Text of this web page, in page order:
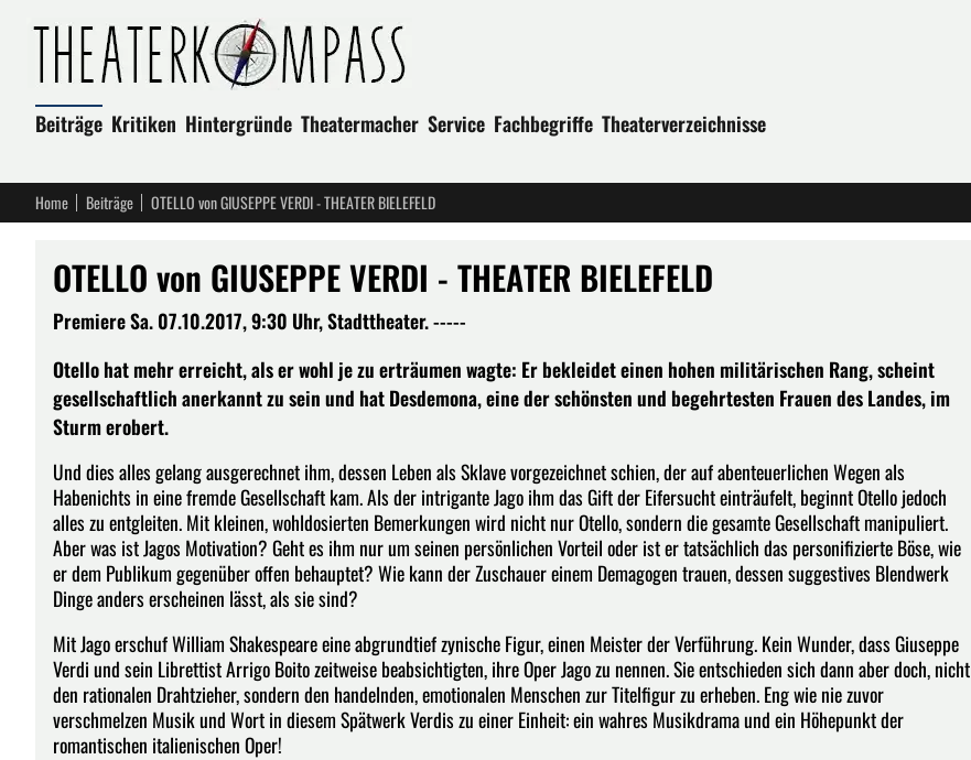
Beiträge Kritiken Hintergründe Theatermacher Service Fachbegriffe Theaterverzeichnisse
Home Beiträge OTELLO von GIUSEPPE VERDI - THEATER BIELEFELD
OTELLO von GIUSEPPE VERDI - THEATER BIELEFELD
Premiere Sa. 07.10.2017, 9:30 Uhr, Stadttheater. -----
Otello hat mehr erreicht, als er wohl je zu erträumen wagte: Er bekleidet einen hohen militärischen Rang, scheint
gesellschaftlich anerkannt zu sein und hat Desdemona, eine der schönsten und begehrtesten Frauen des Landes, im
Sturm erobert.
Und dies alles gelang ausgerechnet ihm, dessen Leben als Sklave vorgezeichnet schien, der auf abenteuerlichen Wegen als
Habenichts in eine fremde Gesellschaft kam. Als der intrigante Jago ihm das Gift der Eifersucht einträufelt, beginnt Otello jedoch
alles zu entgleiten. Mit kleinen, wohldosierten Bemerkungen wird nicht nur Otello, sondern die gesamte Gesellschaft manipuliert.
Aber was ist Jagos Motivation? Geht es ihm nur um seinen persönlichen Vorteil oder ist er tatsächlich das personifizierte Böse, wie
er dem Publikum gegenüber offen behauptet? Wie kann der Zuschauer einem Demagogen trauen, dessen suggestives Blendwerk
Dinge anders erscheinen lässt, als sie sind?
Mit Jago erschuf William Shakespeare eine abgrundtief zynische Figur, einen Meister der Verführung. Kein Wunder, dass Giuseppe
Verdi und sein Librettist Arrigo Boito zeitweise beabsichtigten, ihre Oper Jago zu nennen. Sie entschieden sich dann aber doch, nicht
den rationalen Drahtzieher, sondern den handelnden, emotionalen Menschen zur Titelfigur zu erheben. Eng wie nie zuvor
verschmelzen Musik und Wort in diesem Spätwerk Verdis zu einer Einheit: ein wahres Musikdrama und ein Höhepunkt der
romantischen italienischen Oper!